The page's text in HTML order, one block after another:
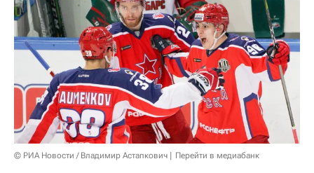
© РИА Новости / Владимир Астапкович Перейти в медиабанк